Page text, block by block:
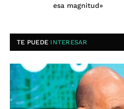
esa magnitud»
TE PUEDE INTERESAR